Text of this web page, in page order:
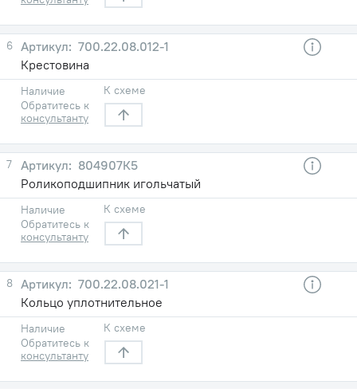
6
700.22.08.012-1
Крестовина
Наличие
Обратитесь к
консультанту
К схеме
7
804907К5
Роликоподшипник игольчатый
Наличие
Обратитесь к
консультанту
К схеме
8
700.22.08.021-1
Кольцо уплотнительное
Наличие
Обратитесь к
консультанту
К схеме